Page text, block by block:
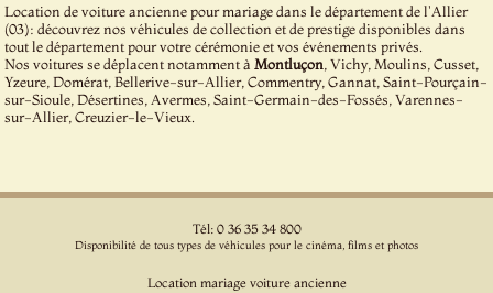
Location de voiture ancienne pour mariage dans le département de l'Allier
(03): découvrez nos véhicules de collection et de prestige disponibles dans
tout le département pour votre cérémonie et vos événements privés.
Nos voitures se déplacent notamment à Montluçon , Vichy, Moulins, Cusset,
Yzeure, Domérat, Bellerive-sur-Allier, Commentry, Gannat, Saint-Pourçain-
sur-Sioule, Désertines, Avermes, Saint-Germain-des-Fossés, Varennes-
sur-Allier, Creuzier-le-Vieux.
Tél: 0 36 35 34 800
Disponibilité de tous types de véhicules pour le cinéma, films et photos
Location mariage voiture ancienne